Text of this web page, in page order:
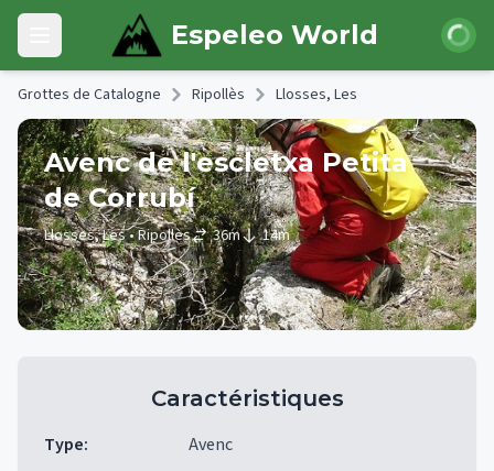
Skip to main content
Open main menu Espeleo World
Grottes de Catalogne Ripollès Llosses, Les
Avenc de l'escletxa Petita
de Corrubí
Llosses, Les• Ripollès 36m 14m
Caractéristiques
Type:
Avenc